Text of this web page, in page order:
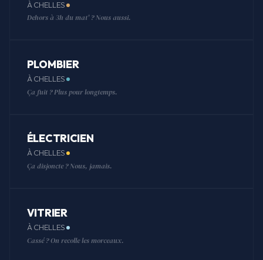
À CHELLES
Dehors à 3h du mat' ? Nous aussi.
PLOMBIER
À CHELLES
Ça fuit ? Plus pour longtemps.
ÉLECTRICIEN
À CHELLES
Ça disjoncte ? Nous, jamais.
VITRIER
À CHELLES
Cassé ? On recolle les morceaux.